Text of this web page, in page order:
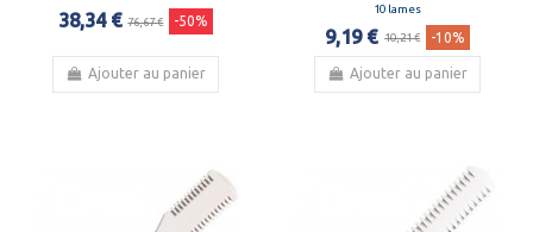
38,34 € 76,67 € -50%
Ajouter au panier
10 lames
9,19 € 10,21 € -10%
Ajouter au panier